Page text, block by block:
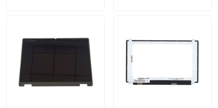
Reemplazo del LCD del Microsoft Surface
Reemplazo de la pantalla LCD de Asus